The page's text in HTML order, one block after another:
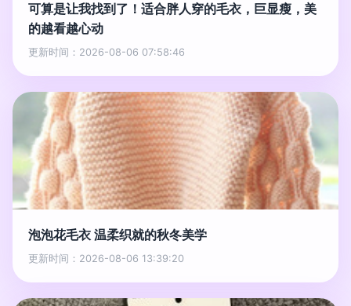
可算是让我找到了！适合胖人穿的毛衣，巨显瘦，美
的越看越心动
更新时间：2026-08-06 07:58:46
泡泡花毛衣 温柔织就的秋冬美学
更新时间：2026-08-06 13:39:20